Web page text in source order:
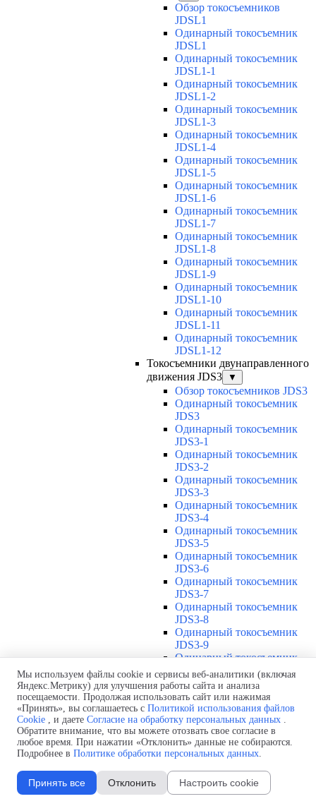
Обзор токосъемников
JDSL1
Одинарный токосъемник
JDSL1
Одинарный токосъемник
JDSL1-1
Одинарный токосъемник
JDSL1-2
Одинарный токосъемник
JDSL1-3
Одинарный токосъемник
JDSL1-4
Одинарный токосъемник
JDSL1-5
Одинарный токосъемник
JDSL1-6
Одинарный токосъемник
JDSL1-7
Одинарный токосъемник
JDSL1-8
Одинарный токосъемник
JDSL1-9
Одинарный токосъемник
JDSL1-10
Одинарный токосъемник
JDSL1-11
Одинарный токосъемник
JDSL1-12
Токосъемники двунаправленного
движения JDS3
▼
Обзор токосъемников JDS3
Одинарный токосъемник
JDS3
Одинарный токосъемник
JDS3-1
Одинарный токосъемник
JDS3-2
Одинарный токосъемник
JDS3-3
Одинарный токосъемник
JDS3-4
Одинарный токосъемник
JDS3-5
Одинарный токосъемник
JDS3-6
Одинарный токосъемник
JDS3-7
Одинарный токосъемник
JDS3-8
Одинарный токосъемник
JDS3-9
Одинарный токосъемник
JDS3-10
Одинарный токосъемник
JDS3-11
Одинарный токосъемник
JDS3-12
Соединения U12 ▼
Защитная оболочка для
соединений U12
Стыковочное соединение U12
Подводы питания U12
▼
Мы используем файлы cookie и сервисы веб-аналитики (включая
Яндекс.Метрику) для улучшения работы сайта и анализа
посещаемости. Продолжая использовать сайт или нажимая
«Принять», вы соглашаетесь с Политикой использования файлов
Cookie , и даете Согласие на обработку персональных данных .
Обратите внимание, что вы можете отозвать свое согласие в
любое время. При нажатии «Отклонить» данные не собираются.
Подробнее в Политике обработки персональных данных.
Принять все Отклонить Настроить cookie